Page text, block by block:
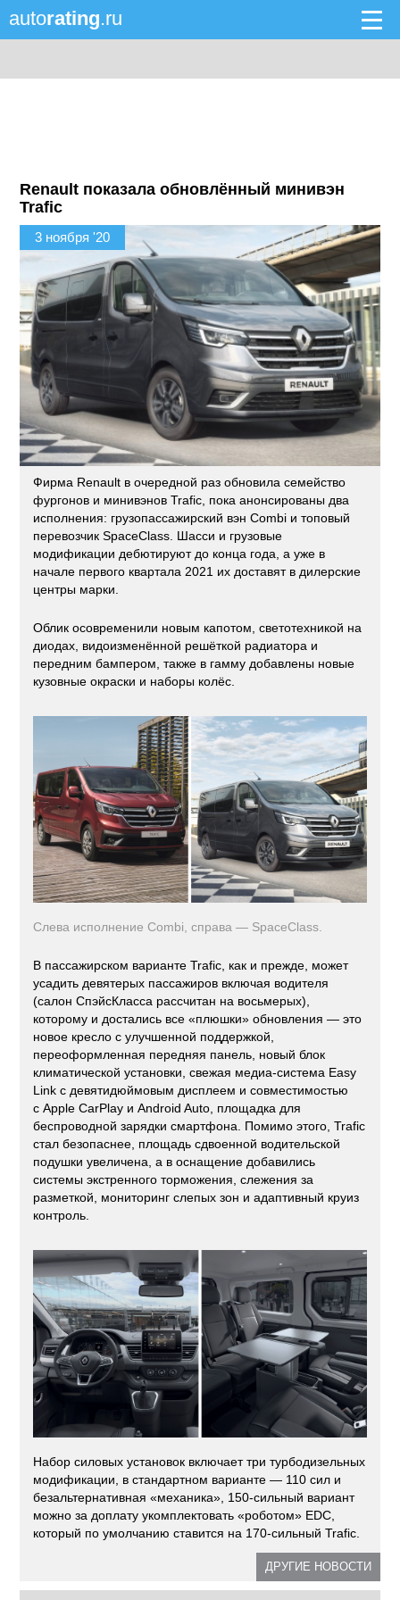
autorating.ru
Renault показала обновлённый минивэн
Trafic
3 ноября '20
Фирма Renault в очередной раз обновила семейство
фургонов и минивэнов Trafic, пока анонсированы два
исполнения: грузопассажирский вэн Combi и топовый
перевозчик SpaceClass. Шасси и грузовые
модификации дебютируют до конца года, а уже в
начале первого квартала 2021 их доставят в дилерские
центры марки.
Облик осовременили новым капотом, светотехникой на
диодах, видоизменённой решёткой радиатора и
передним бампером, также в гамму добавлены новые
кузовные окраски и наборы колёс.
Слева исполнение Combi, справа — SpaceClass.
В пассажирском варианте Trafic, как и прежде, может
усадить девятерых пассажиров включая водителя
(салон СпэйсКласса рассчитан на восьмерых),
которому и достались все «плюшки» обновления — это
новое кресло с улучшенной поддержкой,
переоформленная передняя панель, новый блок
климатической установки, свежая медиа-система Easy
Link с девятидюймовым дисплеем и совместимостью
с Apple CarPlay и Android Auto, площадка для
беспроводной зарядки смартфона. Помимо этого, Trafic
стал безопаснее, площадь сдвоенной водительской
подушки увеличена, а в оснащение добавились
системы экстренного торможения, слежения за
разметкой, мониторинг слепых зон и адаптивный круиз
контроль.
Набор силовых установок включает три турбодизельных
модификации, в стандартном варианте — 110 сил и
безальтернативная «механика», 150-сильный вариант
можно за доплату укомплектовать «роботом» EDC,
который по умолчанию ставится на 170-сильный Trafic.
ДРУГИЕ НОВОСТИ